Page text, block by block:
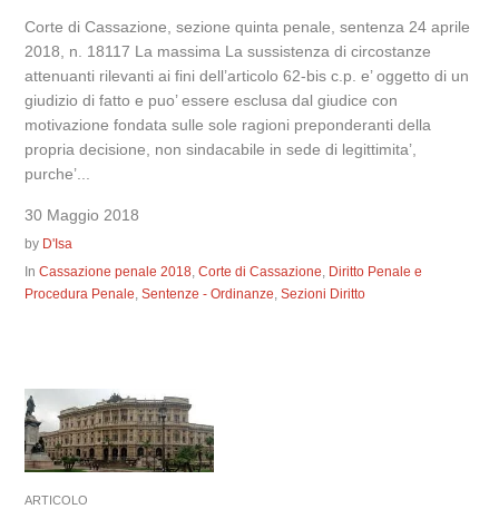
Corte di Cassazione, sezione quinta penale, sentenza 24 aprile
2018, n. 18117 La massima La sussistenza di circostanze
attenuanti rilevanti ai fini dell’articolo 62-bis c.p. e’ oggetto di un
giudizio di fatto e puo’ essere esclusa dal giudice con
motivazione fondata sulle sole ragioni preponderanti della
propria decisione, non sindacabile in sede di legittimita’,
purche’...
30 Maggio 2018
by D'Isa
InCassazione penale 2018,Corte di Cassazione, Diritto Penale e
Procedura Penale,Sentenze - Ordinanze,Sezioni Diritto
ARTICOLO